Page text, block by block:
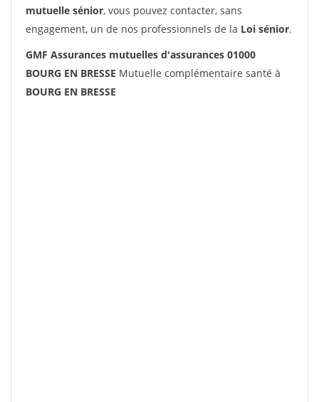
mutuelle sénior, vous pouvez contacter, sans
engagement, un de nos professionnels de la Loi sénior.
GMF Assurances mutuelles d'assurances 01000
BOURG EN BRESSE Mutuelle complémentaire santé à
BOURG EN BRESSE